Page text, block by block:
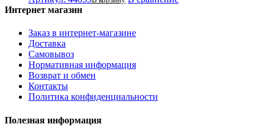
Интернет магазин
Заказ в интернет-магазине
Доставка
Самовывоз
Нормативная информация
Возврат и обмен
Контакты
Политика конфиденциальности
Полезная информация